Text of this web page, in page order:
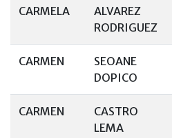
CARMELA
ALVAREZ
RODRIGUEZ
CARMEN
SEOANE
DOPICO
CARMEN
CASTRO
LEMA